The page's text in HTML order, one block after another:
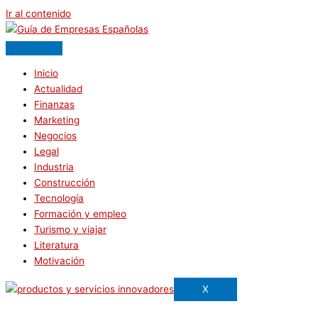
Ir al contenido
Inicio
Actualidad
Finanzas
Marketing
Negocios
Legal
Industria
Construcción
Tecnología
Formación y empleo
Turismo y viajar
Literatura
Motivación
X